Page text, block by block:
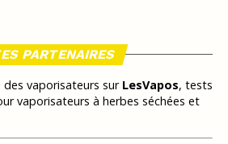
PARTENAIRES
des vaporisateurs sur LesVapos, tests
vaporisateurs à herbes séchées et